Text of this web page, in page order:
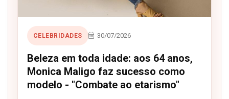
CELEBRIDADES 30/07/2026
Beleza em toda idade: aos 64 anos,
Monica Maligo faz sucesso como
modelo - "Combate ao etarismo"